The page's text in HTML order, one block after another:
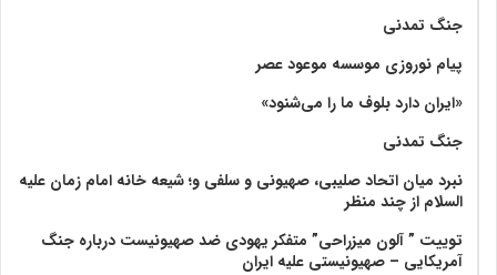
جنگ تمدنی
پیام نوروزی موسسه موعود عصر
«ایران دارد بلوف ما را می‌شنود»
جنگ تمدنی
نبرد میان اتحاد صلیبی، صهیونی و سلفی و؛ شیعه خانه امام زمان علیه
السلام از چند منظر
توییت ” آلون میزراحی” متفکر یهودی ضد صهیونیست درباره جنگ
آمریکایی – صهیونیستی علیه ایران